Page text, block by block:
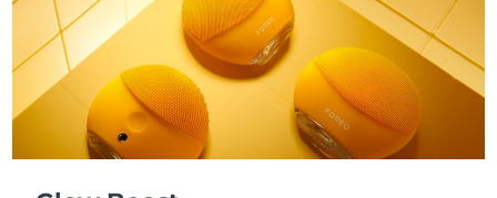
Schweiz Erwartete Lieferung8/9/26
Taiwan Erwartete Lieferung 8/14/26
Thailand Erwartete Lieferung8/13/26